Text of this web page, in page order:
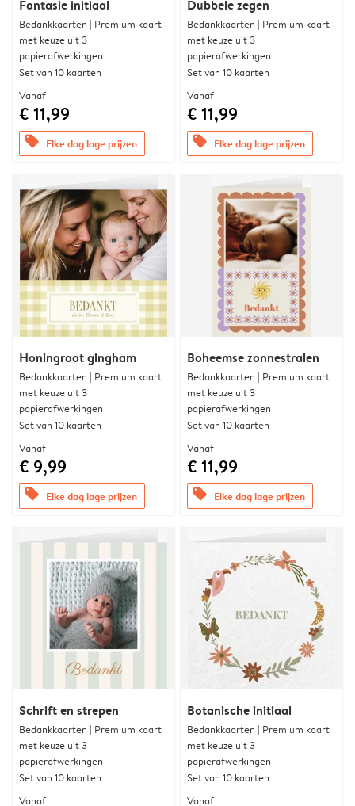
Fantasie initiaal
Bedankkaarten | Premium kaart
met keuze uit 3
papierafwerkingen
Set van 10 kaarten
Vanaf
€ 11,99
offers Elke dag lage prijzen
Dubbele zegen
Bedankkaarten | Premium kaart
met keuze uit 3
papierafwerkingen
Set van 10 kaarten
Vanaf
€ 11,99
offers Elke dag lage prijzen
Honingraat gingham
Bedankkaarten | Premium kaart
met keuze uit 3
papierafwerkingen
Set van 10 kaarten
Vanaf
€ 9,99
offers Elke dag lage prijzen
Boheemse zonnestralen
Bedankkaarten | Premium kaart
met keuze uit 3
papierafwerkingen
Set van 10 kaarten
Vanaf
€ 11,99
offers Elke dag lage prijzen
Schrift en strepen
Bedankkaarten | Premium kaart
met keuze uit 3
papierafwerkingen
Set van 10 kaarten
Vanaf
Botanische initiaal
Bedankkaarten | Premium kaart
met keuze uit 3
papierafwerkingen
Set van 10 kaarten
Vanaf